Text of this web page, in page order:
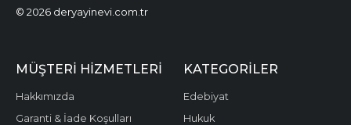
© 2026 deryayinevi.com.tr
MÜŞTERI HIZMETLERI
Hakkımızda
Garanti & İade Koşulları
KATEGORILER
Edebiyat
Hukuk